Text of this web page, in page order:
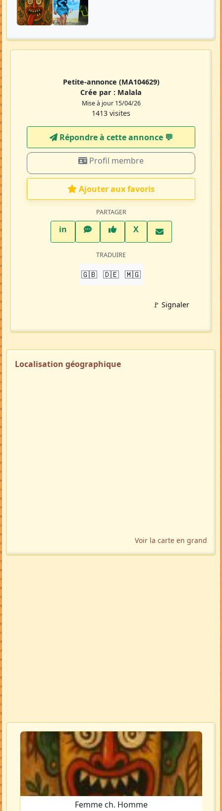
Petite-annonce (MA104629)
Crée par : Malala
Mise à jour 15/04/26
1413 visites
Répondre à cette annonce 💬​
Profil membre
Ajouter aux favoris
PARTAGER
inLinkedInWhatsAppFacebook
XTwitter X
TRADUIRE
🇬🇧 🇩🇪 🇲🇬
🚩 Signaler
Localisation géographique
Voir la carte en grand
Femme ch. Homme